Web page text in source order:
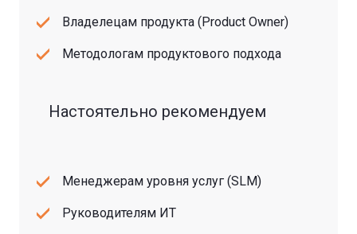
Владелецам продукта (Product Owner)
Методологам продуктового подхода
Настоятельно рекомендуем
Менеджерам уровня услуг (SLM)
Руководителям ИТ